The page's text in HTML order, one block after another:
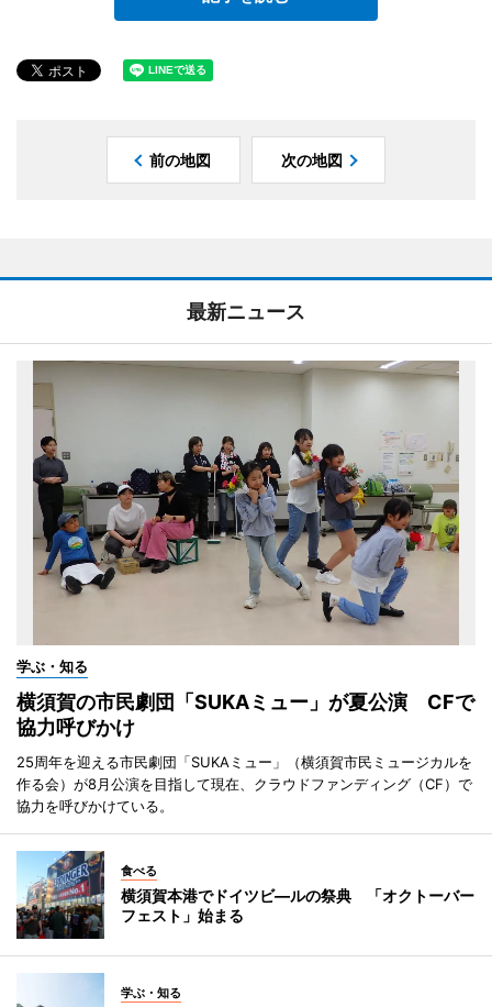
前の地図 次の地図
最新ニュース
学ぶ・知る
横須賀の市民劇団「SUKAミュー」が夏公演 CFで
協力呼びかけ
25周年を迎える市民劇団「SUKAミュー」（横須賀市民ミュージカルを
作る会）が8月公演を目指して現在、クラウドファンディング（CF）で
協力を呼びかけている。
食べる
横須賀本港でドイツビ―ルの祭典 「オクトーバー
フェスト」始まる
学ぶ・知る